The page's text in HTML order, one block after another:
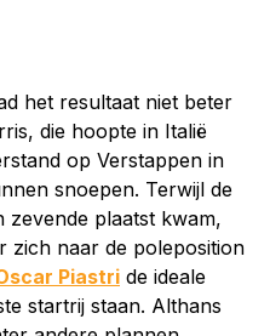
het resultaat niet beter
die hoopte in Italië
op Verstappen in
snoepen. Terwijl de
zevende plaatst kwam,
zich naar de poleposition
Piastri de ideale
startrij staan. Althans